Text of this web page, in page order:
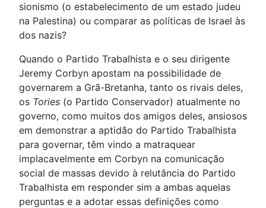
sionismo (o estabelecimento de um estado judeu
na Palestina) ou comparar as políticas de Israel às
dos nazis?
Quando o Partido Trabalhista e o seu dirigente
Jeremy Corbyn apostam na possibilidade de
governarem a Grã-Bretanha, tanto os rivais deles,
os Tories (o Partido Conservador) atualmente no
governo, como muitos dos amigos deles, ansiosos
em demonstrar a aptidão do Partido Trabalhista
para governar, têm vindo a matraquear
implacavelmente em Corbyn na comunicação
social de massas devido à relutância do Partido
Trabalhista em responder sim a ambas aquelas
perguntas e a adotar essas definições como